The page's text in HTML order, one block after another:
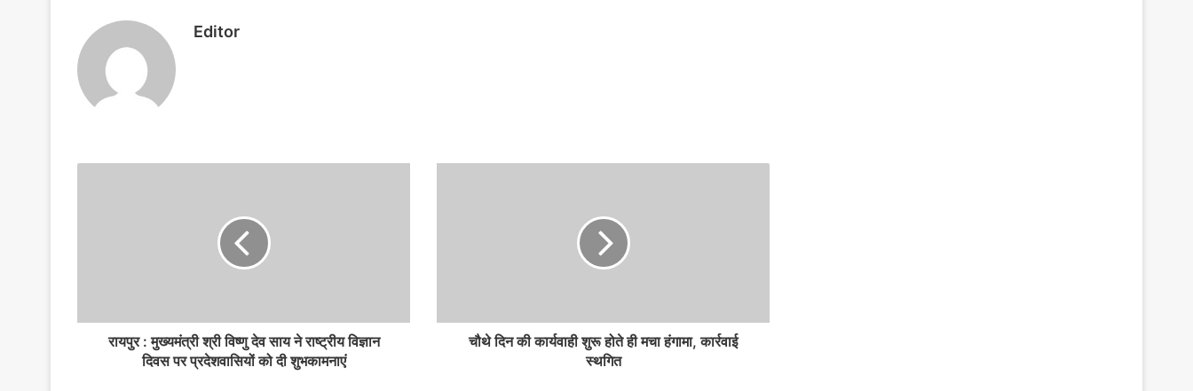
b
o
o
A
p
p
dI
Editor
रायपुर : मुख्यमंत्री श्री विष्णु देव साय ने राष्ट्रीय विज्ञान
दिवस पर प्रदेशवासियों को दी शुभकामनाएं
चौथे दिन की कार्यवाही शुरू होते ही मचा हंगामा, कार्रवाई
स्थगित